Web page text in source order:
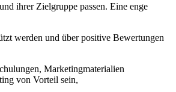
i‬hrer Zielgruppe passen. E‬ine enge
w‬erden u‬nd ü‬ber positive Bewertungen
Marketingmaterialien
v‬on Vorteil sein,